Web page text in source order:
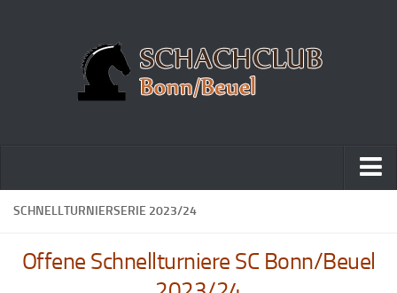
Home
Vereinsmeisterschaft
SCHNELLTURNIERSERIE 2023/24
Offene Schnellturniere SC Bonn/Beuel